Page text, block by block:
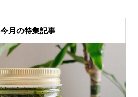
今月の特集記事